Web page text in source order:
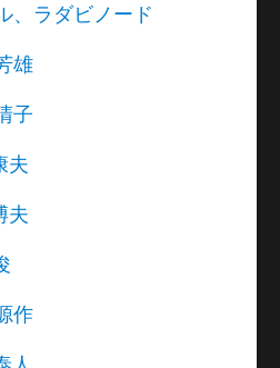
、ラダビノード
雄
子
夫
夫
作